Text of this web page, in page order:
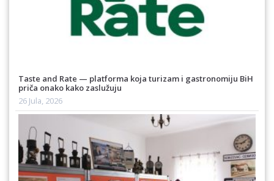
Taste and Rate — platforma koja turizam i gastronomiju BiH
priča onako kako zaslužuju
26 Jula, 2026